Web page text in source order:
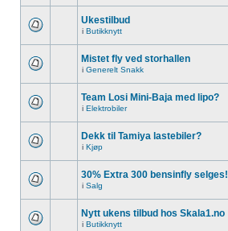
Ukestilbud
i Butikknytt
Mistet fly ved storhallen
i Generelt Snakk
Team Losi Mini-Baja med lipo?
i Elektrobiler
Dekk til Tamiya lastebiler?
i Kjøp
30% Extra 300 bensinfly selges!
i Salg
Nytt ukens tilbud hos Skala1.no
i Butikknytt